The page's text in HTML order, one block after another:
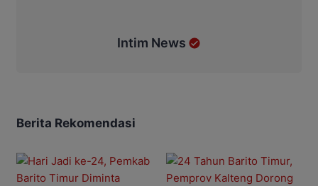
Intim News
Berita Rekomendasi